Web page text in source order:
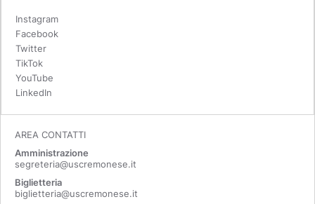
Instagram
Facebook
Twitter
TikTok
YouTube
LinkedIn
AREA CONTATTI
Amministrazione
segreteria@uscremonese.it
Biglietteria
biglietteria@uscremonese.it